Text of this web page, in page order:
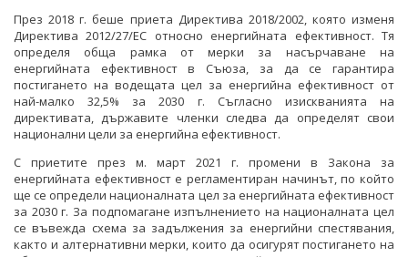
ЗАВЪРШИЛИ ПРОЦЕДУРИ ЗА ОБЩЕСТВЕНО
ОБСЪЖДАНЕ
ИНТЕРВЮТА
ПАРЛАМЕНТАРЕН КОНТРОЛ
ФОТОГАЛЕРИЯ
ВИДЕОГАЛЕРИЯ
През 2018 г. беше приета Директива 2018/2002, която изменя
Директива 2012/27/ЕС относно енергийната ефективност. Тя
определя обща рамка от мерки за насърчаване на
енергийната ефективност в Съюза, за да се гарантира
постигането на водещата цел за енергийна ефективност от
най-малко 32,5% за 2030 г. Съгласно изискванията на
директивата, държавите членки следва да определят свои
национални цели за енергийна ефективност.
С приетите през м. март 2021 г. промени в Закона за
енергийната ефективност е регламентиран начинът, по който
ще се определи националната цел за енергийната ефективност
за 2030 г. За подпомагане изпълнението на националната цел
се въвежда схема за задължения за енергийни спестявания,
както и алтернативни мерки, които да осигурят постигането на